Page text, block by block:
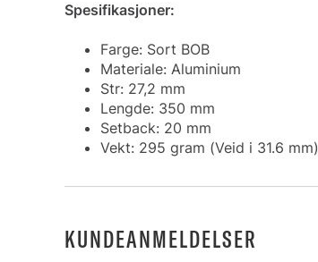
Spesifikasjoner:
Farge: Sort BOB
Materiale: Aluminium
Str: 27,2 mm
Lengde: 350 mm
Setback: 20 mm
Vekt: 295 gram (Veid i 31.6 mm)
KUNDEANMELDELSER